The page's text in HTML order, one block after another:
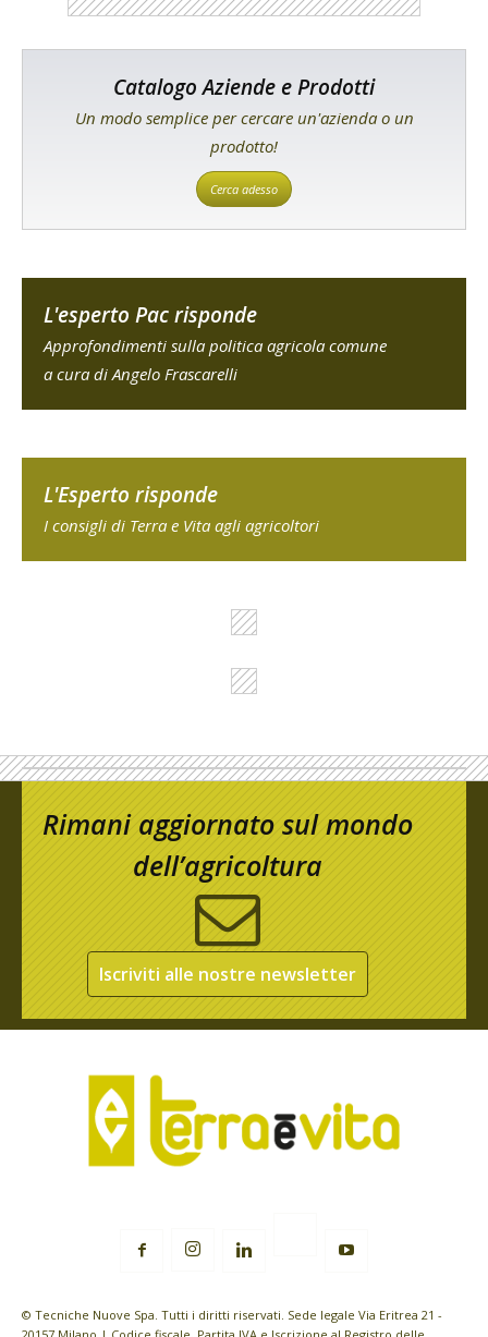
Catalogo Aziende e Prodotti
Un modo semplice per cercare un'azienda o un
prodotto!
Cerca adesso
L'esperto Pac risponde
Approfondimenti sulla politica agricola comune
a cura di Angelo Frascarelli
L'Esperto risponde
I consigli di Terra e Vita agli agricoltori
Rimani aggiornato sul mondo
dell’agricoltura
Iscriviti alle nostre newsletter
© Tecniche Nuove Spa. Tutti i diritti riservati. Sede legale Via Eritrea 21 -